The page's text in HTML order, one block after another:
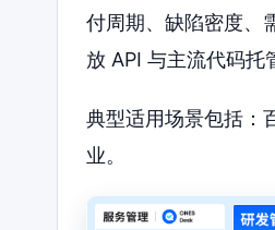
付周期、缺陷密度、
放 API 与主流代码托
典型适用场景包括：
业。